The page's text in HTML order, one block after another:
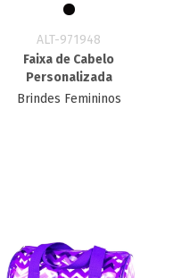
ALT-971948
Faixa de Cabelo
Personalizada
Brindes Femininos